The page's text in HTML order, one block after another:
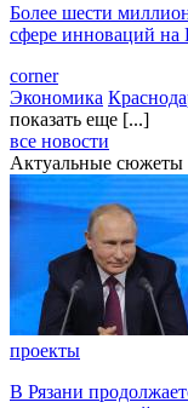
Более шести
сфере инноваций на
corner
Экономика
показать еще [...]
все новости
Актуальные сюжеты
проекты
В Рязани